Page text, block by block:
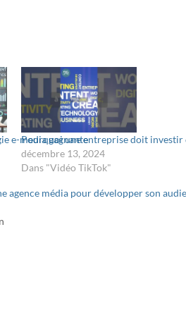
e-media gagnante
Pourquoi une entreprise doit investir
décembre 13, 2024
Dans "Vidéo TikTok"
agence média pour développer son